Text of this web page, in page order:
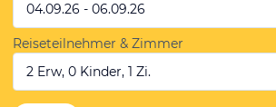
04.09.26 - 06.09.26
Reiseteilnehmer & Zimmer
2 Erw, 0 Kinder, 1 Zi.